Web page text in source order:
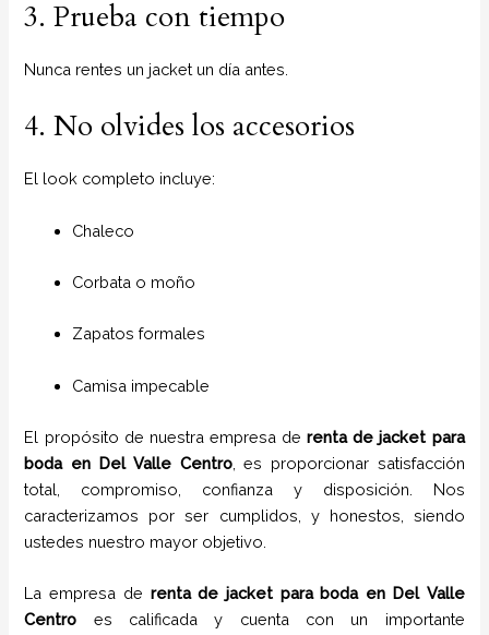
3. Prueba con tiempo
Nunca rentes un jacket un día antes.
4. No olvides los accesorios
El look completo incluye:
Chaleco
Corbata o moño
Zapatos formales
Camisa impecable
El propósito de nuestra empresa derenta de jacket para
boda en Del Valle Centro, es proporcionar satisfacción
total, compromiso, confianza y disposición. Nos
caracterizamos por ser cumplidos, y honestos, siendo
ustedes nuestro mayor objetivo.
La empresa de renta de jacket para boda en Del Valle
Centro es calificada y cuenta con un importante